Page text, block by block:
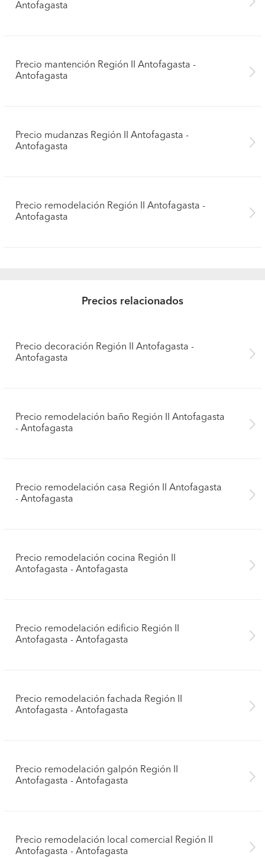
Antofagasta
Precio mantención Región II Antofagasta -
Antofagasta
Precio mudanzas Región II Antofagasta -
Antofagasta
Precio remodelación Región II Antofagasta -
Antofagasta
Precios relacionados
Precio decoración Región II Antofagasta -
Antofagasta
Precio remodelación baño Región II Antofagasta
- Antofagasta
Precio remodelación casa Región II Antofagasta
- Antofagasta
Precio remodelación cocina Región II
Antofagasta - Antofagasta
Precio remodelación edificio Región II
Antofagasta - Antofagasta
Precio remodelación fachada Región II
Antofagasta - Antofagasta
Precio remodelación galpón Región II
Antofagasta - Antofagasta
Precio remodelación local comercial Región II
Antofagasta - Antofagasta
Pide presupuestos